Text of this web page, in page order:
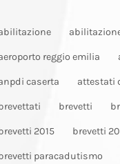
reggio emilia
caserta attestati
brevetti
2015 brevetti
paracadutismo